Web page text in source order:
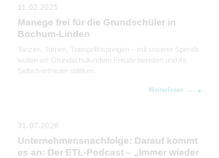
11.02.2025
Manege frei für die Grundschüler in
Bochum-Linden
Tanzen, Turnen, Trampolinspringen – mit unserer Spende
wollen wir Grundschulkindern Freude bereiten und ihr
Selbstvertrauen stärken.
Weiterlesen
31.07.2026
Unternehmensnachfolge: Darauf kommt
es an: Der ETL-Podcast – „Immer wieder